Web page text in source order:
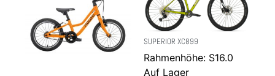
SUPERIOR XC899
Rahmenhöhe: S16.0
Auf Lager